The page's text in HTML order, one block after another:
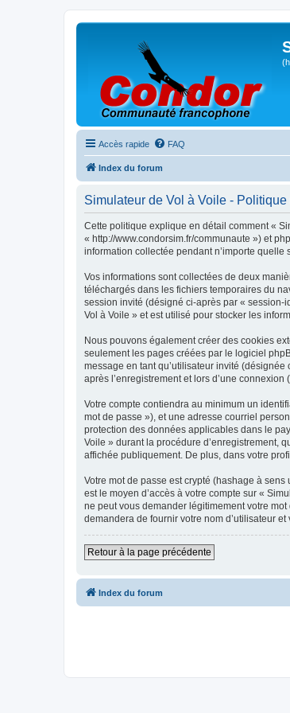
Accès rapide FAQ
Index du forum
Simulateur de Vol à Voile -
Cette politique explique en détail comment «
« http://www.condorsim.fr/communaute ») et
information collectée pendant n’importe
Vos informations sont collectées de deux
téléchargés dans les fichiers temporaires du
session invité (désigné ci-après par « session-
Vol à Voile » et est utilisé pour stocker les
Nous pouvons également créer des cookies
seulement les pages créées par le logiciel
message en tant qu’utilisateur invité
après l’enregistrement et lors d’une
Votre compte contiendra au minimum un
mot de passe »), et une adresse courriel
protection des données applicables dans le
Voile » durant la procédure d’enregistrement,
affichée publiquement. De plus, dans votre
Votre mot de passe est crypté (hashage à
est le moyen d’accès à votre compte sur «
ne peut vous demander légitimement votre
demandera de fournir votre nom d’utilisateur
Retour à la page précédente
Index du forum